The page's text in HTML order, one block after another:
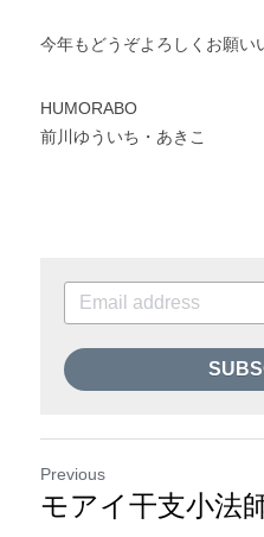
今年もどうぞよろしくお願い
HUMORABO
前川ゆういち・あきこ
Previous
モアイ干支小法